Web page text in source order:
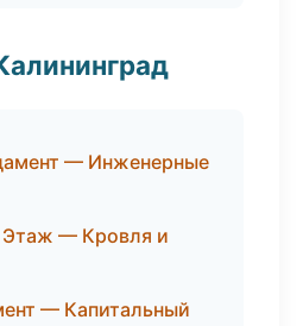
— Инженерные
— Кровля и
— Капитальный